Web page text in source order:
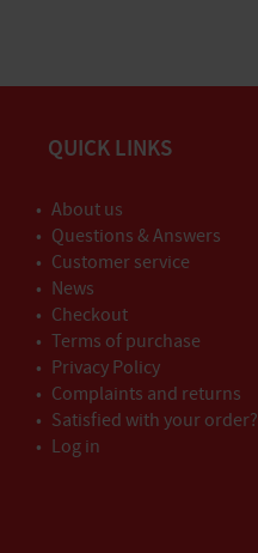
QUICK LINKS
About us
Questions & Answers
Customer service
News
Checkout
Terms of purchase
Privacy Policy
Complaints and returns
Satisfied with your order?
Log in